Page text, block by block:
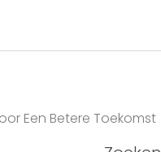
Een Betere Toekomst